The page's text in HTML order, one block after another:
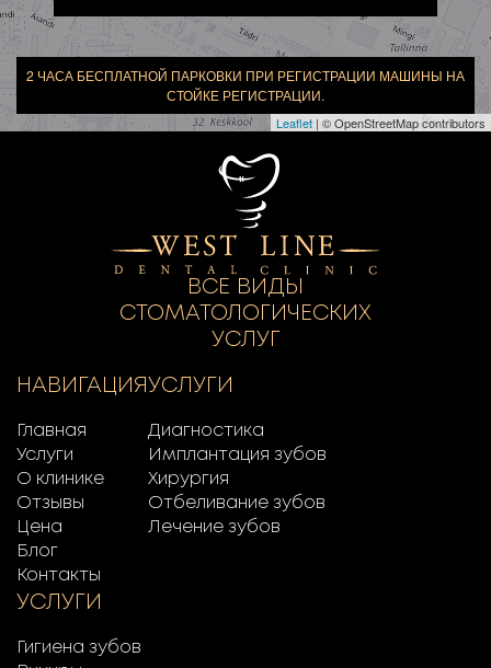
2 ЧАСА БЕСПЛАТНОЙ ПАРКОВКИ ПРИ РЕГИСТРАЦИИ МАШИНЫ НА
СТОЙКЕ РЕГИСТРАЦИИ.
Leaflet | © OpenStreetMap contributors
ВСЕ ВИДЫ
СТОМАТОЛОГИЧЕСКИХ
УСЛУГ
НАВИГАЦИЯ
Главная
Услуги
О клинике
Отзывы
Цена
Блог
Контакты
УСЛУГИ
Диагностика
Имплантация зубов
Хирургия
Отбеливание зубов
Лечение зубов
УСЛУГИ
Гигиена зубов